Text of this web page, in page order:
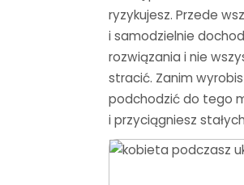
ryzykujesz. Przede
i samodzielnie
rozwiązania i nie
stracić. Zanim
podchodzić do tego
i przyciągniesz